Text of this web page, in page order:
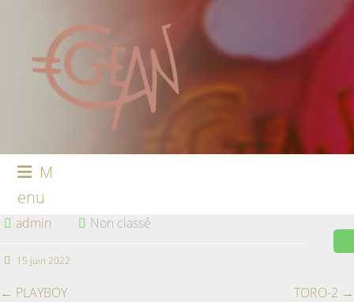
M
enu
admin Non classé
15 juin 2022
← PLAYBOY TORO-2 →